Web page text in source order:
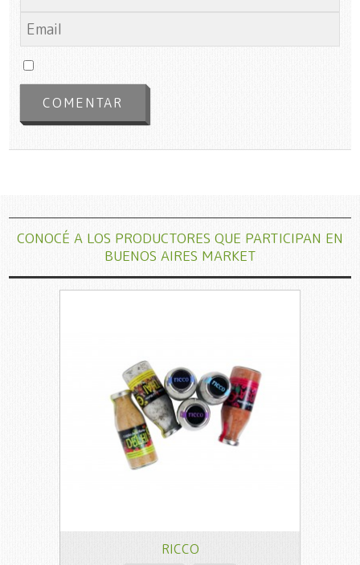
CONOCÉ A LOS PRODUCTORES QUE PARTICIPAN EN
BUENOS AIRES MARKET
RICCO